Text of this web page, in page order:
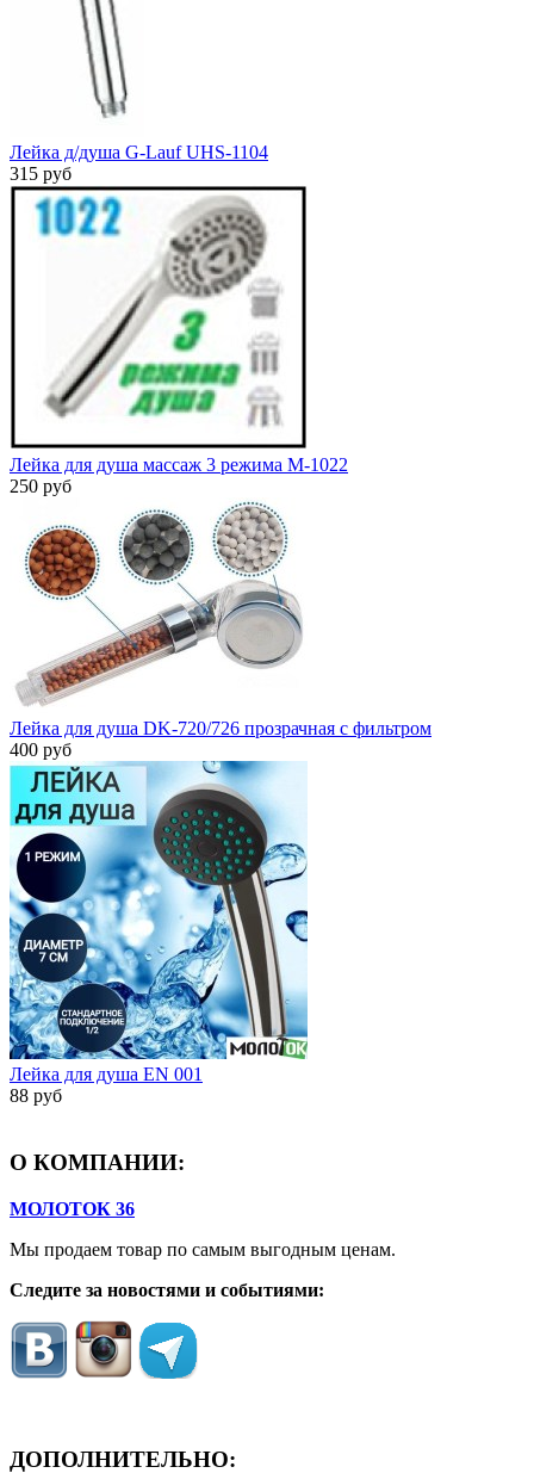
Лейка д/душа G-Lauf UHS-1104
315 руб
Лейка для душа массаж 3 pежима M-1022
250 руб
Лейка для душа DK-720/726 прозрачная с фильтром
400 руб
Лейка для душа EN 001
88 руб
О КОМПАНИИ:
МОЛОТОК 36
Мы продаем товар по самым выгодным ценам.
Следите за новостями и событиями:
ДОПОЛНИТЕЛЬНО: